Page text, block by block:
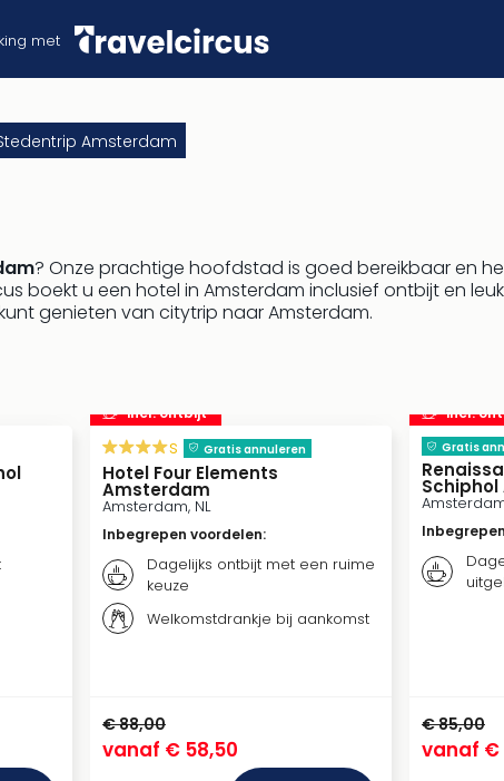
met
Amsterdam
? Onze prachtige hoofdstad is goed bereikbaar en
boekt u een hotel in Amsterdam inclusief ontbijt en leuk
genieten van citytrip naar Amsterdam.
incl. ontbijt
s Gratis annuleren
Hotel Four Elements
Amsterdam
Amsterdam, NL
Inbegrepen voordelen:
Dagelijks ontbijt met een ruime
keuze
Welkomstdrankje bij aankomst
€ 88,00
vanaf € 58,50
incl.
Gratis
€ 85,00
vanaf €